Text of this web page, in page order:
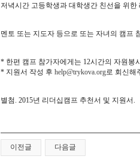
저녁시간 고등학생과 대학생간 친선을 위
멘토 또는 지도자 등으로 또는 자녀의 캠프
* 한편 캠프 참가자에게는 12시간의 자원봉
* 지원서 작성 후 help@trykova.org로 회신해
별첨. 2015년 리더십캠프 추천서 및 지원서.
이전글 다음글